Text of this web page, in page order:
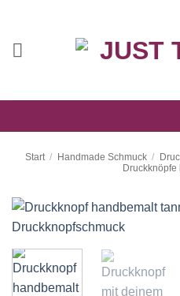
springen
Start / Handmade Schmuck /